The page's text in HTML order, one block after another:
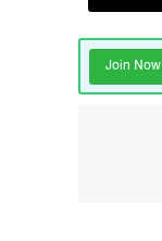
Join Now